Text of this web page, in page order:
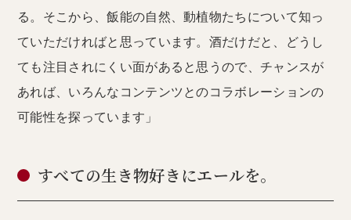
る。そこから、飯能の自然、動植物たちについて知っ
ていただければと思っています。酒だけだと、どうし
ても注目されにくい面があると思うので、チャンスが
あれば、いろんなコンテンツとのコラボレーションの
可能性を探っています」
すべての生き物好きにエールを。